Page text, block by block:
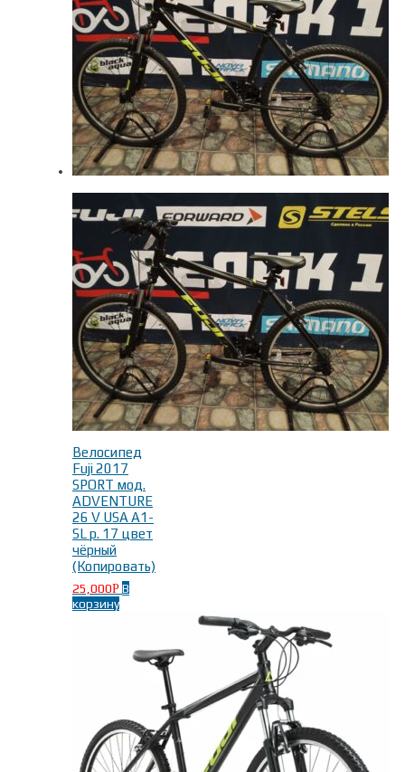
Красный(5)
Оранжевый(1)
Синий(10)
Фиолетовый(5)
чёрный(8)
Велосипед
Fuji 2017
SPORT мод.
ADVENTURE
26 V USA A1-
SL р. 17 цвет
чёрный
(Копировать)
25,000Р В
корзину